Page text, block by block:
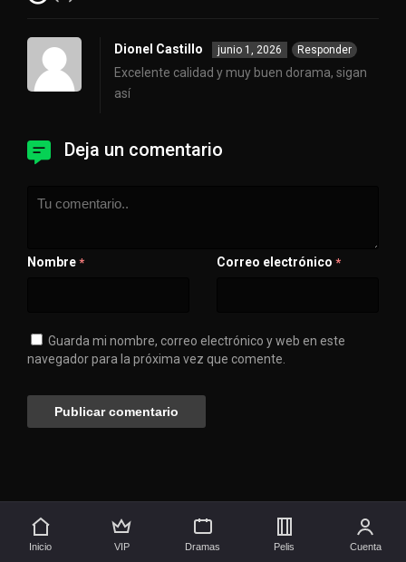
Dionel Castillo junio 1, 2026 Responder
Excelente calidad y muy buen dorama, sigan
así
Deja un comentario
Nombre * Correo electrónico *
Guarda mi nombre, correo electrónico y web en este
navegador para la próxima vez que comente.
🚀 Síguenos aquí
💖 Apóyanos
Inicio VIP Dramas Pelis Cuenta